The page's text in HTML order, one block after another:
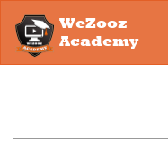
WeZooz
Academy